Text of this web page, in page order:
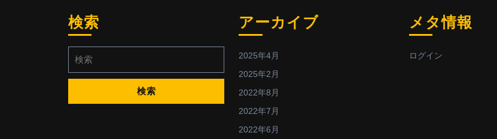
検索
索:
アーカイブ
2025年4月
2025年2月
2022年8月
2022年7月
2022年6月
メタ情報
ログイン